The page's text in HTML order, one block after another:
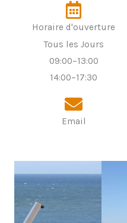
Horaire d'ouverture
Tous les Jours
09:00–13:00
14:00–17:30
Email